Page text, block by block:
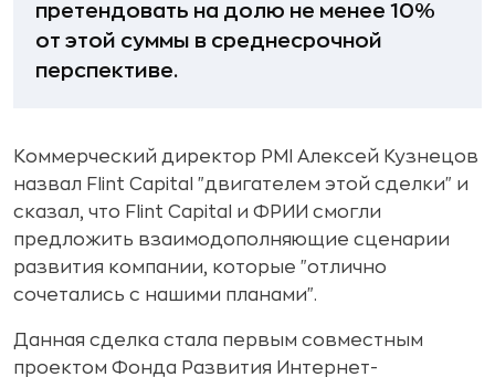
претендовать на долю не менее 10%
от этой суммы в среднесрочной
перспективе.
Коммерческий директор PMI Алексей Кузнецов
назвал Flint Capital "двигателем этой сделки" и
сказал, что Flint Capital и ФРИИ смогли
предложить взаимодополняющие сценарии
развития компании, которые "отлично
сочетались с нашими планами".
Данная сделка стала первым совместным
проектом Фонда Развития Интернет-